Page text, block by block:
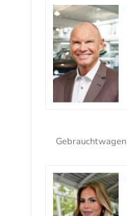
Gebrauchtwagen